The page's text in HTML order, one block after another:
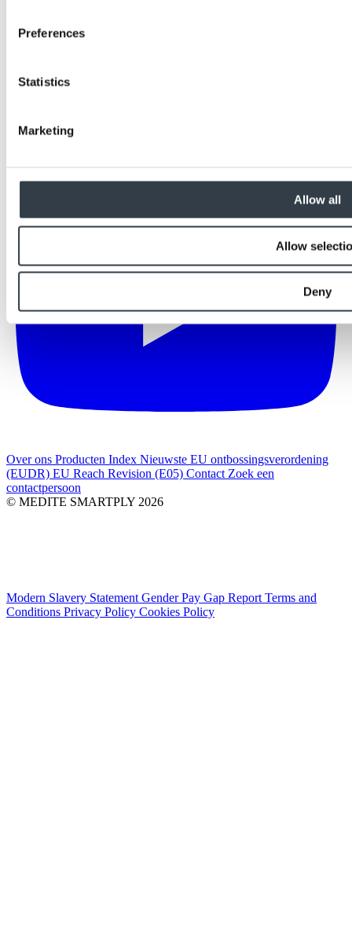
Preferences
Statistics
Marketing
Allow all
Allow
Deny
Over ons Producten Index Nieuwste EU ontbossingsverordening
(EUDR) EU Reach Revision (E05) Contact Zoek een
contactpersoon
© MEDITE SMARTPLY 2026
Modern Slavery Statement Gender Pay Gap Report Terms and
Conditions Privacy Policy Cookies Policy